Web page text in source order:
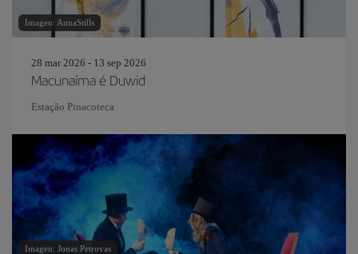
Imagen: AnnaStills
28 mar 2026 - 13 sep 2026
Macunaíma é Duwid
Estação Pinacoteca
Imagen: Jonas Petrovas